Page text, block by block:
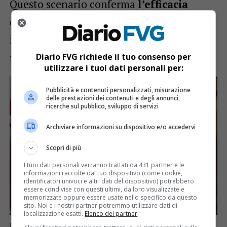
Questo scenario conferma l’efficacia
della riorganizzazione
e degli
investimenti stanziati per rafforzare tutto
il Sistema Salute regionale.
L’assessore regionale alla Salute Riccardo Riccardi
Diario FVG richiede il tuo consenso per
utilizzare i tuoi dati personali per:
Pubblicità e contenuti personalizzati, misurazione
delle prestazioni dei contenuti e degli annunci,
ricerche sul pubblico, sviluppo di servizi
Archiviare informazioni su dispositivo e/o accedervi
Scopri di più
I tuoi dati personali verranno trattati da 431 partner e le
informazioni raccolte dal tuo dispositivo (come cookie,
identificatori univoci e altri dati del dispositivo) potrebbero
essere condivise con questi ultimi, da loro visualizzate e
memorizzate oppure essere usate nello specifico da questo
sito. Noi e i nostri partner potremmo utilizzare dati di
localizzazione esatti. Elenco dei partner.